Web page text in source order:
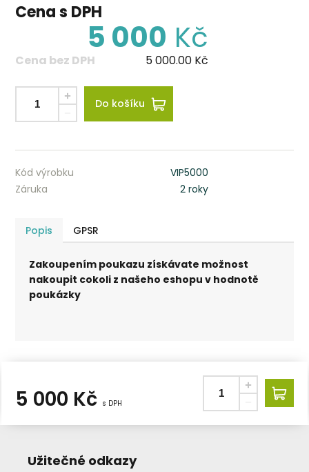
Cena s DPH
5 000 Kč
Cena bez DPH 5 000.00 Kč
Do košíku
Kód výrobku
VIP5000
Záruka
2 roky
Popis GPSR
Zakoupením poukazu získávate možnost
nakoupit cokoli z našeho eshopu v hodnotě
poukázky
5 000 Kč s DPH
Užitečné odkazy